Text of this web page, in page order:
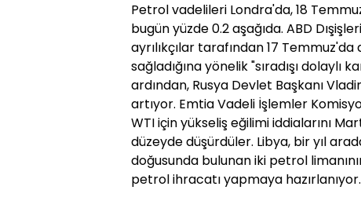
Petrol vadelileri Londra'da, 18
bugün yüzde 0.2 aşağıda. ABD
ayrılıkçılar tarafından 17
sağladığına yönelik "sıradışı dolaylı
ardından, Rusya Devlet Başkanı
artıyor. Emtia Vadeli İşlemler
WTI için yükseliş eğilimi iddialarını
düzeyde düşürdüler. Libya, bir yıl
doğusunda bulunan iki petrol
petrol ihracatı yapmaya hazırlanıyor.